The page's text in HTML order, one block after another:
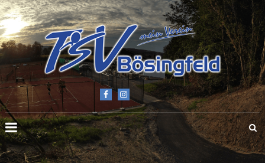
TSV
BÖSINGFELD
E.V.